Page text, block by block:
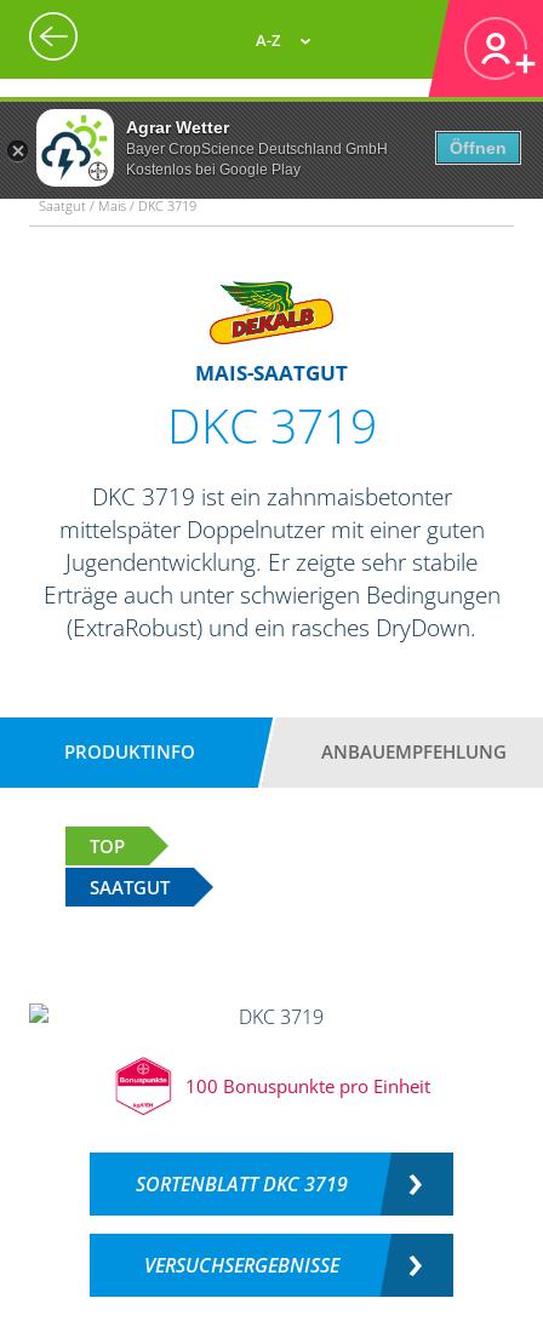
Agrar Wetter
Bayer CropScience Deutschland GmbH
Kostenlos bei Google Play
Öffnen
A-Z
Saatgut / Mais / DKC 3719
MAIS-SAATGUT
DKC 3719
DKC 3719 ist ein zahnmaisbetonter
mittelspäter Doppelnutzer mit einer guten
Jugendentwicklung. Er zeigte sehr stabile
Erträge auch unter schwierigen Bedingungen
(ExtraRobust) und ein rasches DryDown.
PRODUKTINFO ANBAUEMPFEHLUNG
TOP
SAATGUT
100 Bonuspunkte pro Einheit
SORTENBLATT DKC 3719
VERSUCHSERGEBNISSE